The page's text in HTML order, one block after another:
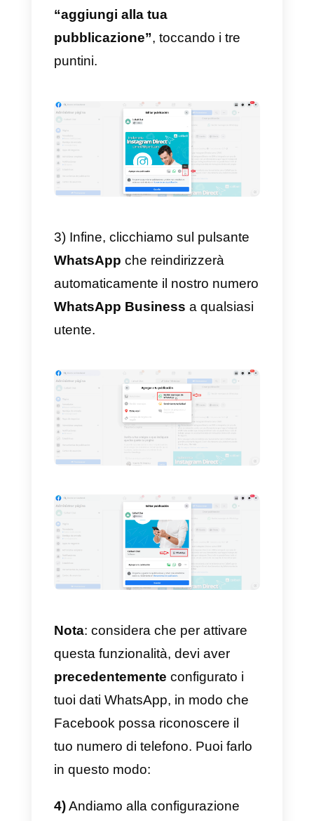
Perché dovrebbe cliccare lì?
Vuoi avere più informazioni sulle
conversioni e interazioni?
Scopri comeCallbellpuò aiutarti:
“Voglio visitare il blog”
Come aggiungere il
pulsante WhatsApp a un
La prima cosa da fare è integrare
la funzionalità WhatsApp
post:
1)Preparare il post(testo con
immagini/video) e posizionarlo
all’interno dell’editor di
pubblicazione della nostra
seguente.